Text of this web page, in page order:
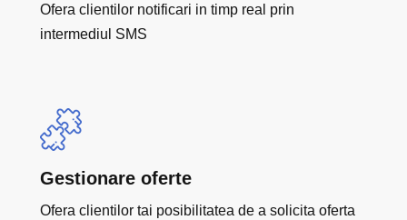
Ofera clientilor notificari in timp real prin
intermediul SMS
Gestionare oferte
Ofera clientilor tai posibilitatea de a solicita oferta